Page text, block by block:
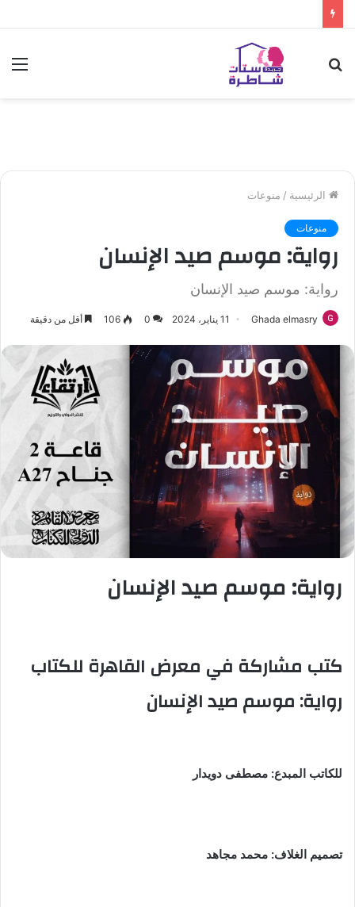
الرئيسية / منوعات
منوعات
رواية: موسم صيد الإنسان
رواية: موسم صيد الإنسان
Ghada elmasry 11 يناير، 2024 0
106 أقل من دقيقة
رواية: موسم صيد الإنسان
كتب مشاركة في معرض القاهرة للكتاب
رواية: موسم صيد الإنسان
للكاتب المبدع: مصطفى دويدار
تصميم الغلاف: محمد مجاهد